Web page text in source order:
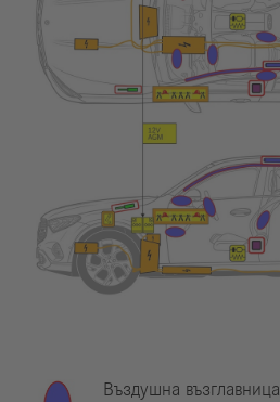
Въздушна възглавница